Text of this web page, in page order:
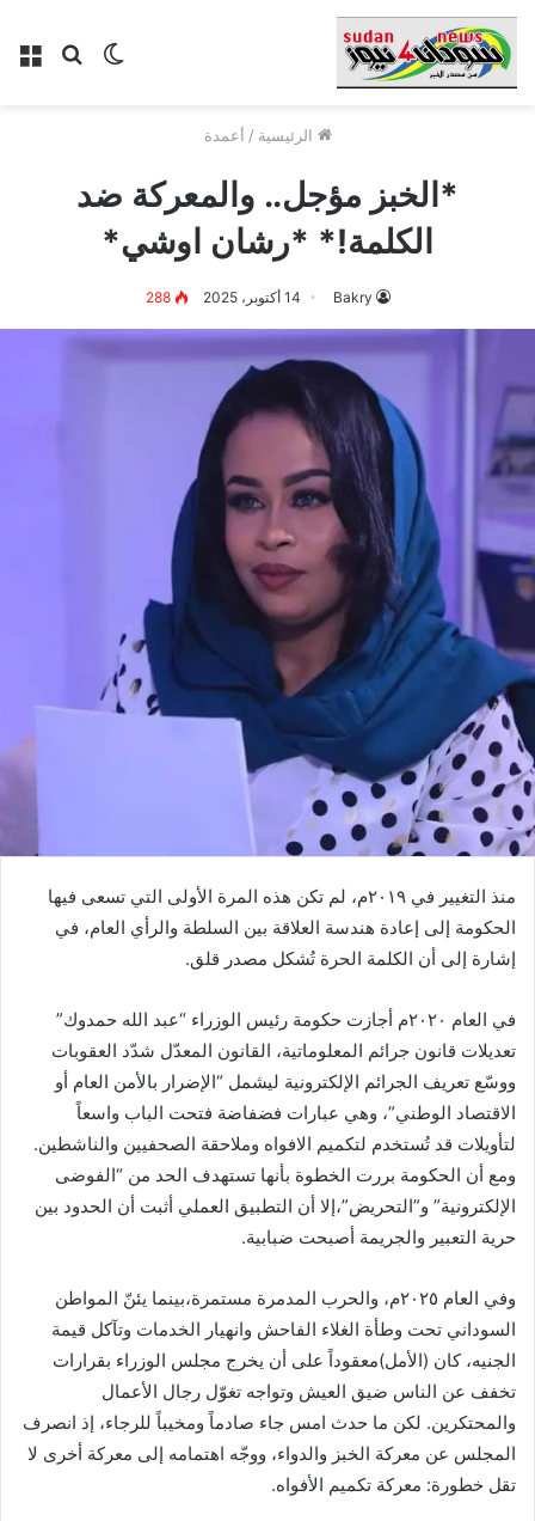
بحث الوضع
الرئيسية / أعمدة
*الخبز مؤجل.. والمعركة ضد
الكلمة!* *رشان اوشي*
Bakry 14 أكتوبر، 2025 288
منذ التغيير في ٢٠١٩م، لم تكن هذه المرة الأولى التي تسعى فيها
الحكومة إلى إعادة هندسة العلاقة بين السلطة والرأي العام، في
إشارة إلى أن الكلمة الحرة تُشكل مصدر قلق.
في العام ٢٠٢٠م أجازت حكومة رئيس الوزراء “عبد الله حمدوك”
تعديلات قانون جرائم المعلوماتية، القانون المعدّل شدّد العقوبات
ووسّع تعريف الجرائم الإلكترونية ليشمل “الإضرار بالأمن العام أو
الاقتصاد الوطني”، وهي عبارات فضفاضة فتحت الباب واسعاً
لتأويلات قد تُستخدم لتكميم الافواه وملاحقة الصحفيين والناشطين.
ومع أن الحكومة بررت الخطوة بأنها تستهدف الحد من “الفوضى
الإلكترونية” و”التحريض”،إلا أن التطبيق العملي أثبت أن الحدود بين
حرية التعبير والجريمة أصبحت ضبابية.
وفي العام ٢٠٢٥م، والحرب المدمرة مستمرة،بينما يئنّ المواطن
السوداني تحت وطأة الغلاء الفاحش وانهيار الخدمات وتآكل قيمة
الجنيه، كان (الأمل)معقوداً على أن يخرج مجلس الوزراء بقرارات
تخفف عن الناس ضيق العيش وتواجه تغوّل رجال الأعمال
والمحتكرين. لكن ما حدث امس جاء صادماً ومخيباً للرجاء، إذ انصرف
المجلس عن معركة الخبز والدواء، ووجّه اهتمامه إلى معركة أخرى لا
تقل خطورة: معركة تكميم الأفواه.